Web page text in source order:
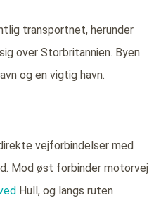
transportnet, herunder
over Storbritannien. Byen
og en vigtig havn.
vejforbindelser med
Mod øst forbinder motorvej
Hull, og langs ruten